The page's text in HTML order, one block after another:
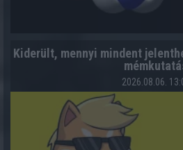
Kiderült, mennyi mindent
2026.08.06.